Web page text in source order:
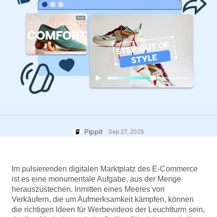
Jetzt bearbeiten
KI-Produktbilder
Generiere mühelos professionelle
Produktfotos im Batch-Verfahren.
KI-Avatare und -Stimmen
Nutze eine Vielzahl realistischer
Hilfezentrum
Nutzer*innenkonto
Asset-Verwaltung
Veröffentlichung und Analyse
Produktbilder
1-Klick-Lösung für Videos
7 Werbeplakat-Ideen
Tipps für Unternehmen
KI-gestützte Produktposter
Die 5 wichtigsten Arten von
Geschäftsvideos
KI-generierter
Produkthintergrund
Tipps für soziale Medien
TikTok Video-Werbeleitfaden
Pippit Sep 27, 2025
Im pulsierenden digitalen Marktplatz des E-Commerce
ist es eine monumentale Aufgabe, aus der Menge
herauszustechen. Inmitten eines Meeres von
Verkäufern, die um Aufmerksamkeit kämpfen, können
die richtigen Ideen für Werbevideos der Leuchtturm sein,